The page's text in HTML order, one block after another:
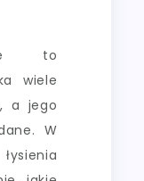
to
wiele
a jego
W